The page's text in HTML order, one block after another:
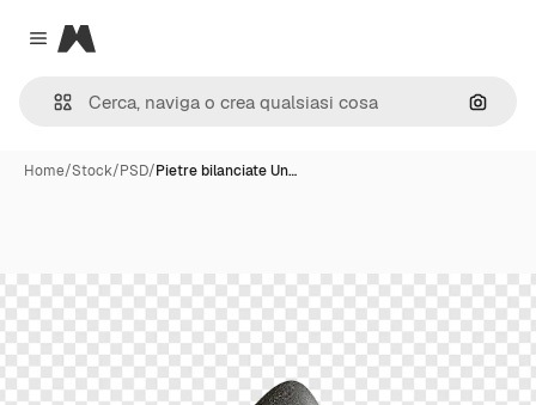
Close menu
Magnific
Cerca
Home/Stock/PSD/Pietre bilanciate Un…